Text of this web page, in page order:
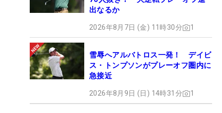
出なるか
2026年8月7日 (金) 11時30分 1
雪辱へアルバトロス一発！ デイビ
ス・トンプソンがプレーオフ圏内に
急接近
2026年8月9日 (日) 14時31分 1